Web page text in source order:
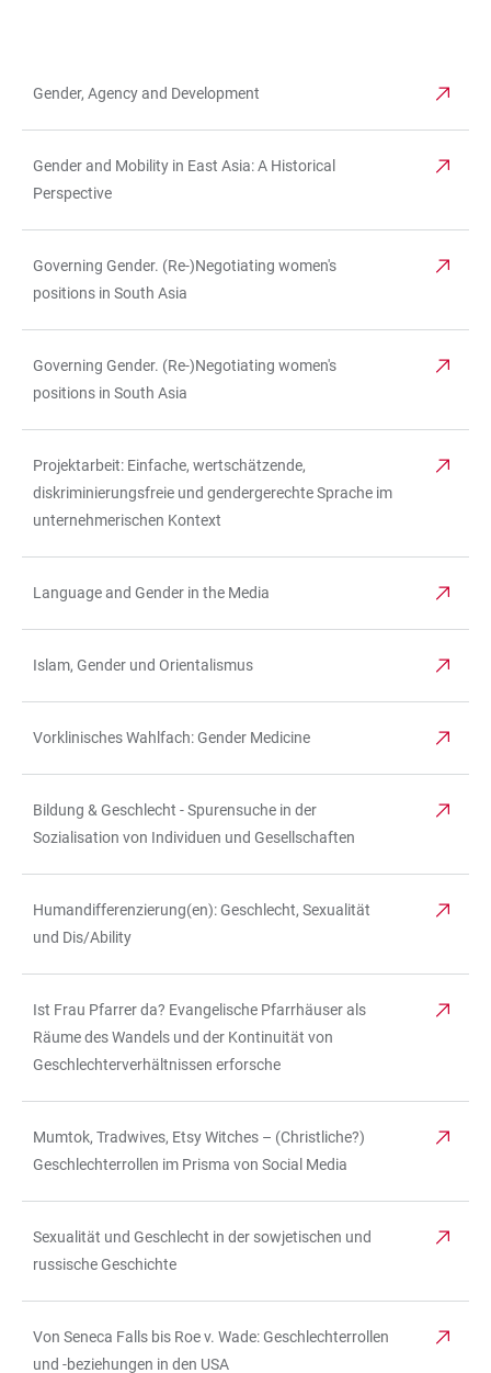
Gender, Agency and Development
Gender and Mobility in East Asia: A Historical
Perspective
Governing Gender. (Re-)Negotiating women's
positions in South Asia
Governing Gender. (Re-)Negotiating women's
positions in South Asia
Projektarbeit: Einfache, wertschätzende,
diskriminierungsfreie und gendergerechte Sprache im
unternehmerischen Kontext
Language and Gender in the Media
Islam, Gender und Orientalismus
Vorklinisches Wahlfach: Gender Medicine
Bildung & Geschlecht - Spurensuche in der
Sozialisation von Individuen und Gesellschaften
Humandifferenzierung(en): Geschlecht, Sexualität
und Dis/Ability
Ist Frau Pfarrer da? Evangelische Pfarrhäuser als
Räume des Wandels und der Kontinuität von
Geschlechterverhältnissen erforsche
Mumtok, Tradwives, Etsy Witches – (Christliche?)
Geschlechterrollen im Prisma von Social Media
Sexualität und Geschlecht in der sowjetischen und
russische Geschichte
Von Seneca Falls bis Roe v. Wade: Geschlechterrollen
und -beziehungen in den USA